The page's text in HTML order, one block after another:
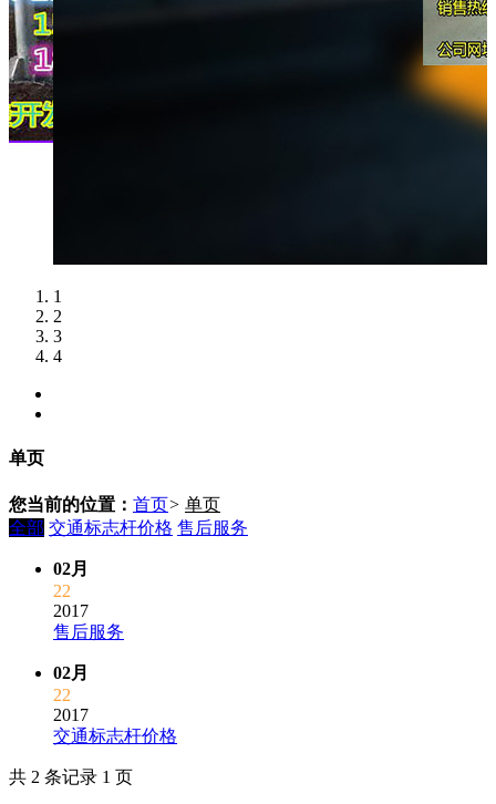
1
2
3
4
单页
您当前的位置： 首页> 单页
全部 交通标志杆价格 售后服务
02月
22
2017
售后服务
02月
22
2017
交通标志杆价格
共 2 条记录 1 页